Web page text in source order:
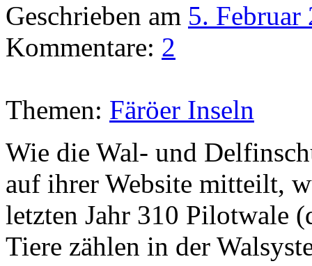
Geschrieben am 5. Februar
Kommentare: 2
Themen: Färöer Inseln
Wie die Wal- und
auf ihrer Website mitteilt,
letzten Jahr 310 Pilotwale
Tiere zählen in der